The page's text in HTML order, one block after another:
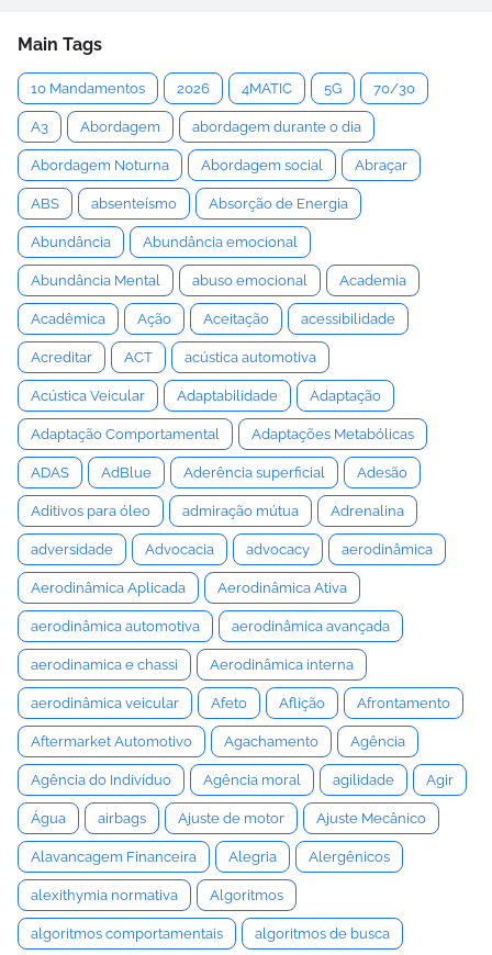
Main Tags
10 Mandamentos 2026 4MATIC 5G 70/30
A3 Abordagem abordagem durante o dia
Abordagem Noturna Abordagem social Abraçar
ABS absenteísmo Absorção de Energia
Abundância Abundância emocional
Abundância Mental abuso emocional Academia
Acadêmica Ação Aceitação acessibilidade
Acreditar ACT acústica automotiva
Acústica Veicular Adaptabilidade Adaptação
Adaptação Comportamental Adaptações Metabólicas
ADAS AdBlue Aderência superficial Adesão
Aditivos para óleo admiração mútua Adrenalina
adversidade Advocacia advocacy aerodinâmica
Aerodinâmica Aplicada Aerodinâmica Ativa
aerodinâmica automotiva aerodinâmica avançada
aerodinamica e chassi Aerodinâmica interna
aerodinâmica veicular Afeto Aflição Afrontamento
Aftermarket Automotivo Agachamento Agência
Agência do Indivíduo Agência moral agilidade Agir
Água airbags Ajuste de motor Ajuste Mecânico
Alavancagem Financeira Alegria Alergênicos
alexithymia normativa Algoritmos
algoritmos comportamentais algoritmos de busca